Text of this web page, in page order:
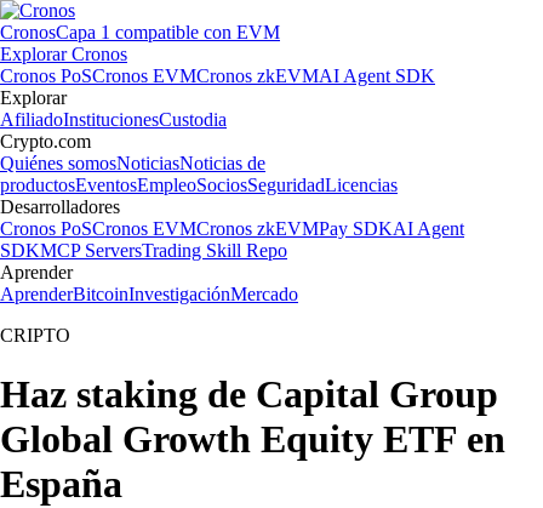
CronosCapa 1 compatible con EVM
Explorar Cronos
Cronos PoSCronos EVMCronos zkEVMAI Agent SDK
Explorar
AfiliadoInstitucionesCustodia
Crypto.com
Quiénes somosNoticiasNoticias de
productosEventosEmpleoSociosSeguridadLicencias
Desarrolladores
Cronos PoSCronos EVMCronos zkEVMPay SDKAI Agent
SDKMCP ServersTrading Skill Repo
Aprender
AprenderBitcoinInvestigaciónMercado
CRIPTO
Haz staking de Capital Group
Global Growth Equity ETF en
España